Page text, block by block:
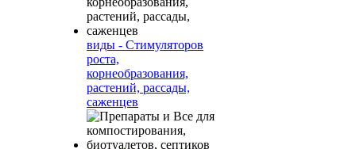
виды - Стимуляторов
роста,
корнеобразования,
растений, рассады,
саженцев